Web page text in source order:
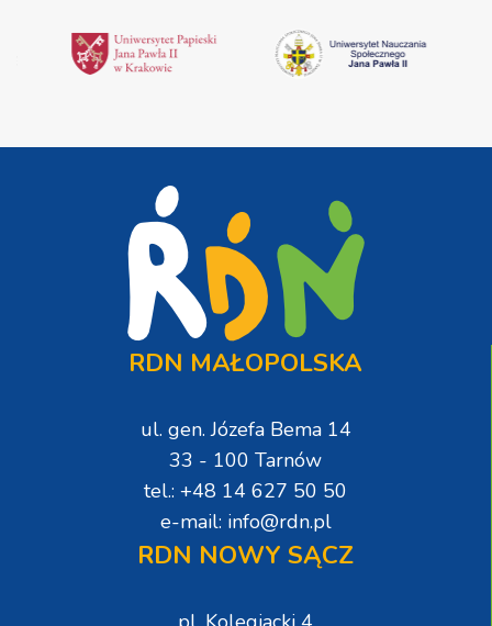
RDN MAŁOPOLSKA
ul. gen. Józefa Bema 14
33 - 100 Tarnów
tel.: +48 14 627 50 50
e-mail: info@rdn.pl
RDN NOWY SĄCZ